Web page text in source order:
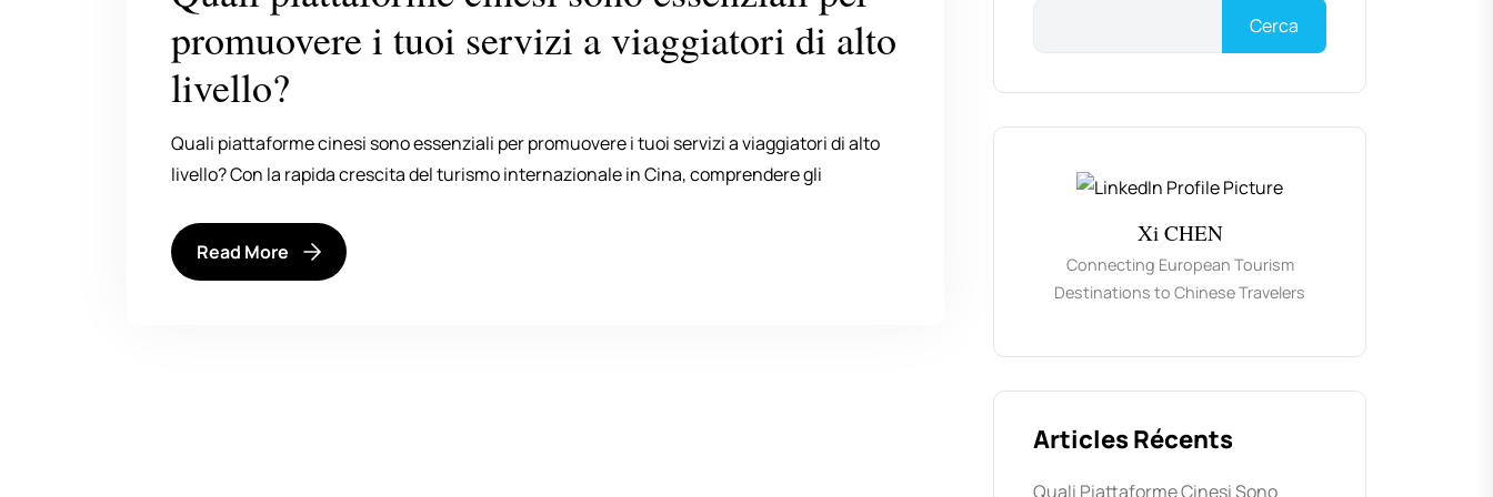
promuovere i tuoi servizi a viaggiatori di alto
livello?
Quali piattaforme cinesi sono essenziali per promuovere i tuoi servizi a viaggiatori di alto
livello? Con la rapida crescita del turismo internazionale in Cina, comprendere gli
Read More
Cerca
Xi CHEN
Connecting European Tourism
Destinations to Chinese Travelers
Articles Récents
Quali Piattaforme Cinesi Sono